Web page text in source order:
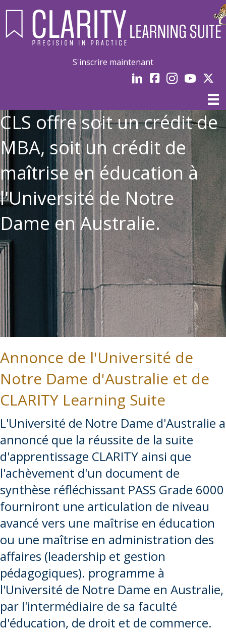
S'inscrire maintenant
LinkedInFacebookInstagramYoutube
CLS offre soit un crédit de
MBA, soit un crédit de
maîtrise en éducation à
l'Université de Notre
Dame en Australie.
Annonce de l'Université de
Notre Dame d'Australie et de
CLARITY Learning Suite
L'Université de Notre Dame d'Australie a
annoncé que la réussite de la suite
d'apprentissage CLARITY ainsi que
l'achèvement d'un document de
synthèse réfléchissant PASS Grade 6000
fourniront une articulation de niveau
avancé vers une maîtrise en éducation
ou une maîtrise en administration des
affaires (leadership et gestion
pédagogiques). programme à
l'Université de Notre Dame en Australie,
par l'intermédiaire de sa faculté
d'éducation, de droit et de commerce.